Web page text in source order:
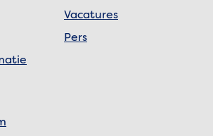
Vacatures
Pers